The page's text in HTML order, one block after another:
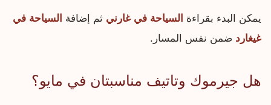
يمكن البدء بقراءة السياحة في غارني ثم إضافة السياحة في
غيغارد ضمن نفس المسار.
هل جيرموك وتاتيف مناسبتان في مايو؟